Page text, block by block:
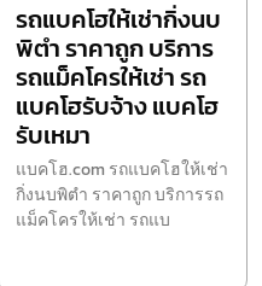
รถแบคโฮให้เช่ากิ่งนบ
พิตำ ราคาถูก บริการ
รถแม็คโครให้เช่า รถ
แบคโฮรับจ้าง แบคโฮ
รับเหมา
แบคโฮ.com รถแบคโฮให้เช่า
กิ่งนบพิตำ ราคาถูก บริการรถ
แม็คโครให้เช่า รถแบ